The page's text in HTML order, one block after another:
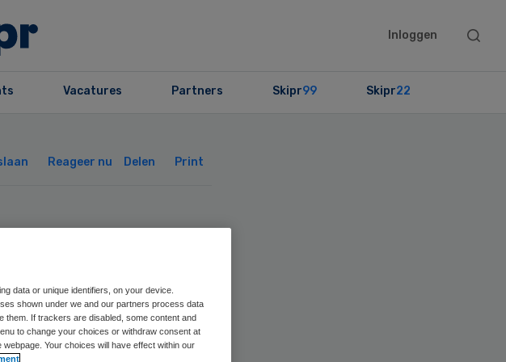
Inloggen
Search
Vacatures Partners Skipr99 Skipr22
Reageer nu Delen Print
twee
van
data or unique identifiers, on your device.
shown under we and our partners process data
them. If trackers are disabled, some content and
to change your choices or withdraw consent at
Your choices will have effect within our